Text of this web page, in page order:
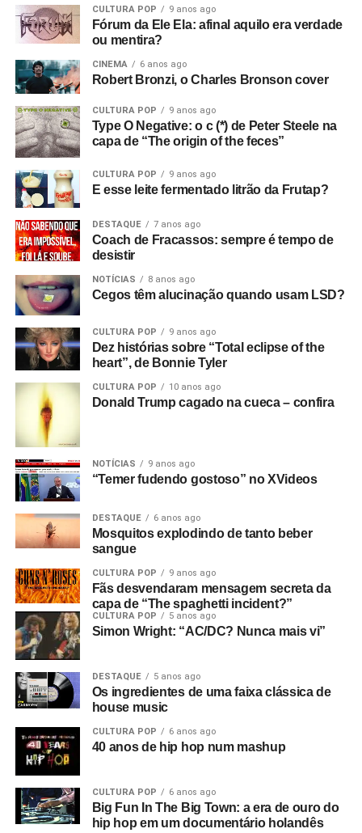
CULTURA POP 9 anos ago
Fórum da Ele Ela: afinal aquilo era verdade
ou mentira?
CINEMA 6 anos ago
Robert Bronzi, o Charles Bronson cover
CULTURA POP 9 anos ago
Type O Negative: o c (*) de Peter Steele na
capa de “The origin of the feces”
CULTURA POP 9 anos ago
E esse leite fermentado litrão da Frutap?
DESTAQUE 7 anos ago
Coach de Fracassos: sempre é tempo de
desistir
NOTÍCIAS 8 anos ago
Cegos têm alucinação quando usam LSD?
CULTURA POP 9 anos ago
Dez histórias sobre “Total eclipse of the
heart”, de Bonnie Tyler
CULTURA POP 10 anos ago
Donald Trump cagado na cueca – confira
NOTÍCIAS 9 anos ago
“Temer fudendo gostoso” no XVideos
DESTAQUE 6 anos ago
Mosquitos explodindo de tanto beber
sangue
CULTURA POP 9 anos ago
Fãs desvendaram mensagem secreta da
capa de “The spaghetti incident?”
CULTURA POP 5 anos ago
Simon Wright: “AC/DC? Nunca mais vi”
DESTAQUE 5 anos ago
Os ingredientes de uma faixa clássica de
house music
CULTURA POP 6 anos ago
40 anos de hip hop num mashup
CULTURA POP 6 anos ago
Big Fun In The Big Town: a era de ouro do
hip hop em um documentário holandês